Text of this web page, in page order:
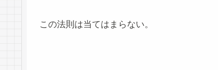
この法則は当てはまらない。